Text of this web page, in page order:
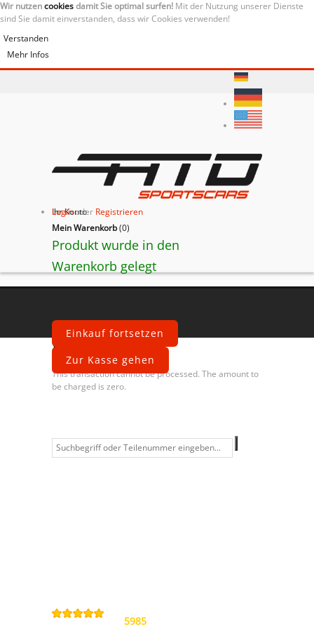
Wir nutzencookiesdamit Sie optimal surfen! Mit der Nutzung unserer Dienste
sind Sie damit einverstanden, dass wir Cookies verwenden!
Verstanden
Mehr Infos
Ihr Konto
Loginoder Registrieren
Mein Warenkorb(0)
Produkt wurde in den
Warenkorb gelegt
Einkauf fortsetzen
Zur Kasse gehen
Fehler
This transaction cannot be processed. The amount to
be charged is zero.
Kontakt
Allgemeine
/5
5985